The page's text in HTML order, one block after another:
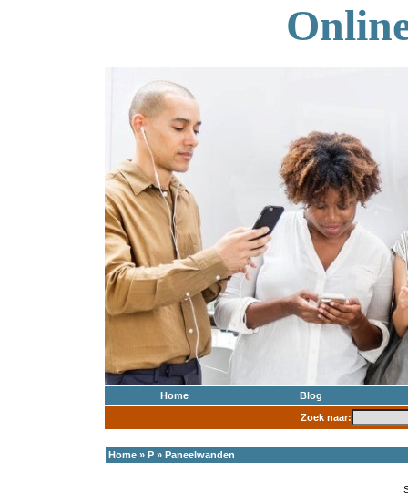
Home
Blog
Zoek naar:
Home » P » Paneelwanden